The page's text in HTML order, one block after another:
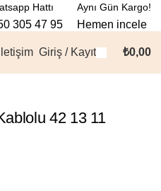
Hattı
305 47 95
Aynı Gün Kargo!
Hemen incele
Giriş / Kayıt ₺0,00
42 13 11